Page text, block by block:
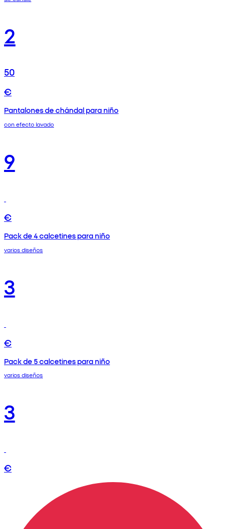
2
50
€
Pantalones de chándal para niño
con efecto lavado
9
€
Pack de 4 calcetines para niño
varios diseños
3
€
Pack de 5 calcetines para niño
varios diseños
3
€